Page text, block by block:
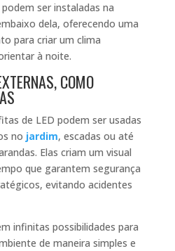
ser instaladas na
dela, oferecendo uma
para criar um clima
à noite.
COMO
de LED podem ser usadas
no jardim, escadas ou até
Elas criam um visual
que garantem segurança
evitando acidentes
infinitas possibilidades para
de maneira simples e